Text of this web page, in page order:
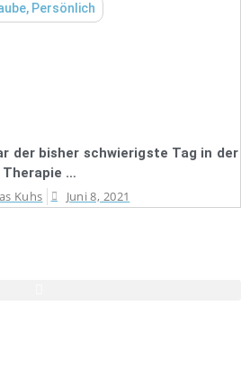
, Persönlich
der bisher schwierigste Tag in der
Therapie …
Kuhs
Juni 8, 2021